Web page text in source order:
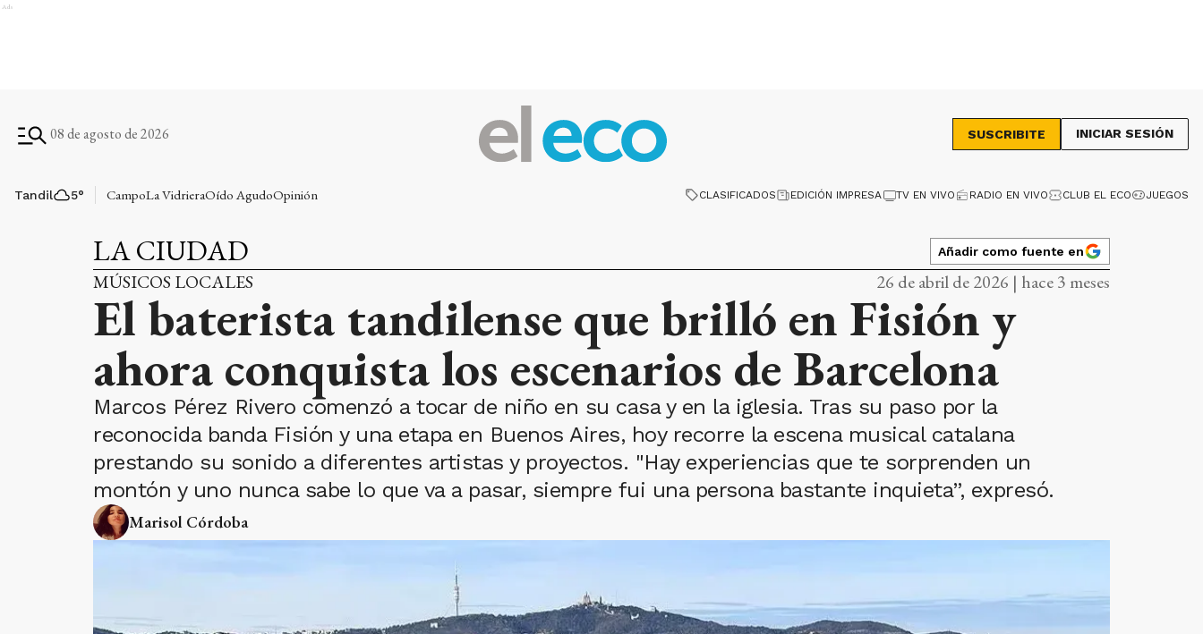
Ads
08 de agosto de 2026 SUSCRIBITE INICIAR SESIÓN
Tandil 5° CampoLa VidrieraOído AgudoOpinión CLASIFICADOS EDICIÓN IMPRESA TV EN VIVO RADIO EN VIVO CLUB EL ECO JUEGOS
LA CIUDAD Añadir como fuente en
MÚSICOS LOCALES 26 de abril de 2026 | hace 3 meses
El baterista tandilense que brilló en Fisión y
ahora conquista los escenarios de Barcelona
Marcos Pérez Rivero comenzó a tocar de niño en su casa y en la iglesia. Tras su paso por la
reconocida banda Fisión y una etapa en Buenos Aires, hoy recorre la escena musical catalana
prestando su sonido a diferentes artistas y proyectos. "Hay experiencias que te sorprenden un
montón y uno nunca sabe lo que va a pasar, siempre fui una persona bastante inquieta”, expresó.
Marisol Córdoba